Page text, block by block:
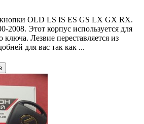
OLD LS IS ES GS LX GX RX.
2008. Этот корпус используется для
Лезвие переставляется из
для вас так как ...